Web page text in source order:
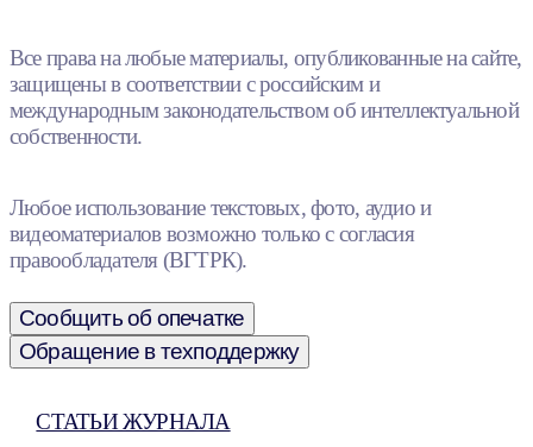
Все права на любые материалы, опубликованные на сайте,
защищены в соответствии с российским и
международным законодательством об интеллектуальной
собственности.
Любое использование текстовых, фото, аудио и
видеоматериалов возможно только с согласия
правообладателя (ВГТРК).
Сообщить об опечатке
Обращение в техподдержку
СТАТЬИ ЖУРНАЛА